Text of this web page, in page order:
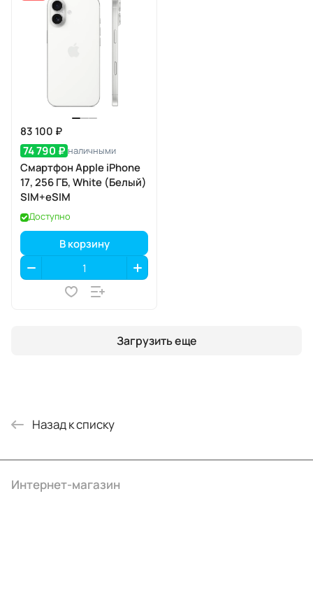
83 100 ₽
74 790 ₽ наличными
Смартфон Apple iPhone
17, 256 ГБ, White (Белый)
SIM+eSIM
Доступно
В корзину
Загрузить еще
Назад к списку
Интернет-магазин